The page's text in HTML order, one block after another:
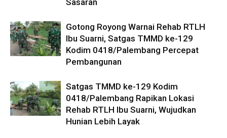
Sasaran
Gotong Royong Warnai Rehab RTLH
Ibu Suarni, Satgas TMMD ke-129
Kodim 0418/Palembang Percepat
Pembangunan
Satgas TMMD ke-129 Kodim
0418/Palembang Rapikan Lokasi
Rehab RTLH Ibu Suarni, Wujudkan
Hunian Lebih Layak